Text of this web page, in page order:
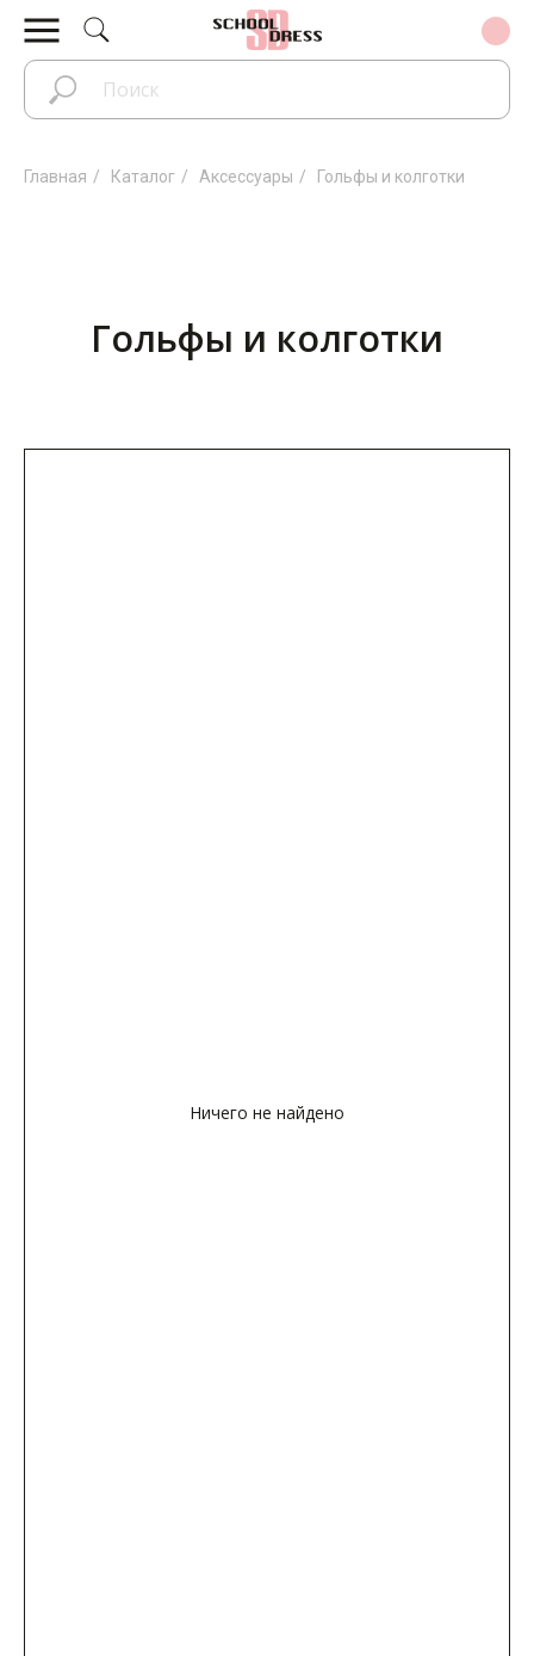
Главная / Каталог / Аксессуары / Гольфы и колготки
Гольфы и колготки
Ничего не найдено